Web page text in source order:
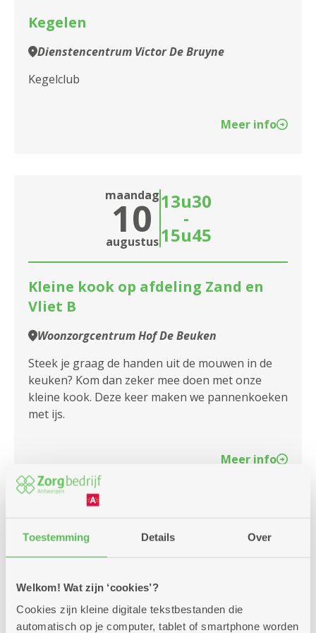
Toestemming Details Over
Welkom! Wat zijn ‘cookies’?
Cookies zijn kleine digitale tekstbestanden die
automatisch op je computer, tablet of smartphone worden
Assistentiewoningen Lange
Assistentiewoningen Liberty
Assistentiewoningen Linkeroever
Assistentiewoningen Louis Paul Boon
Assistentiewoningen Melgeshof
Assistentiewoningen Nello
Assistentiewoningen Ottawa
Assistentiewoningen Oversnes I en II
Assistentiewoningen Patrasche
Assistentiewoningen Portugesehof
Assistentiewoningen Prinshoeve
Assistentiewoningen Romanza
Kegelen
Dienstencentrum Victor De Bruyne
Kegelclub
Meer info
maandag
10
augustus
13u30
-
15u45
Kleine kook op afdeling Zand en
Vliet B
Woonzorgcentrum Hof De Beuken
Steek je graag de handen uit de mouwen in de
keuken? Kom dan zeker mee doen met onze
kleine kook. Deze keer maken we pannenkoeken
met ijs.
Meer info
maandag
10 14u
-
Elke maandag